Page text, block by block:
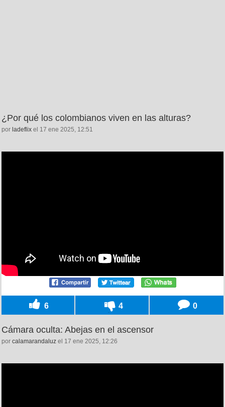
¿Por qué los colombianos viven en las alturas?
por ladeflix el 17 ene 2025, 12:51
6 4 0
Cámara oculta: Abejas en el ascensor
por calamarandaluz el 17 ene 2025, 12:26